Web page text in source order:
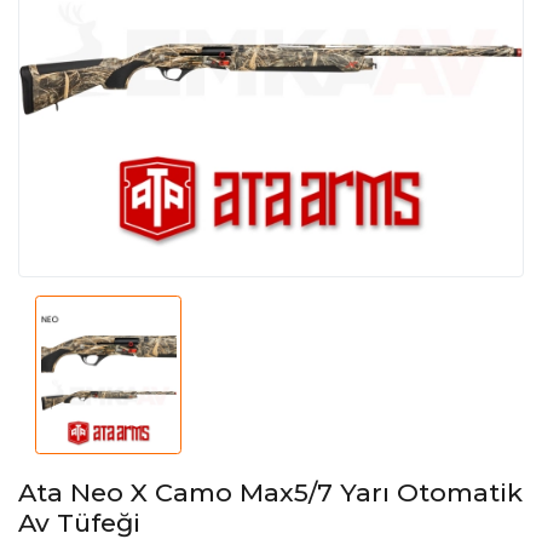
Ata Neo X Camo Max5/7 Yarı Otomatik
Av Tüfeği